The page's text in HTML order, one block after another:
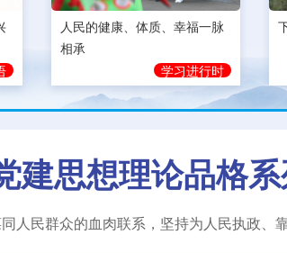
人民的健康、体质、幸福一脉
相承
学习进行时
思想理论品格
人民群众的血肉联系，坚持为人民执政、